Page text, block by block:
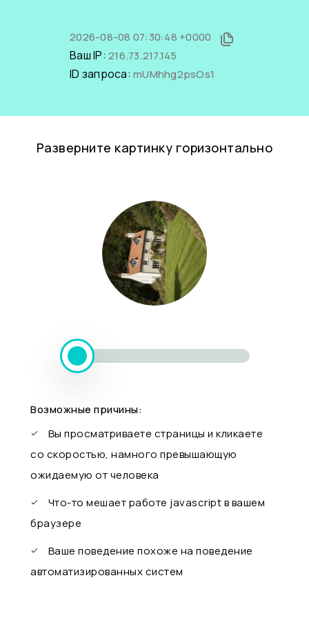
2026-08-08 07:30:48 +0000
Ваш IP: 216.73.217.145
ID запроса: mUMhhg2psOs1
Разверните картинку горизонтально
Возможные причины:
Вы просматриваете страницы и кликаете
со скоростью, намного превышающую
ожидаемую от человека
Что-то мешает работе javascript в вашем
браузере
Ваше поведение похоже на поведение
автоматизированных систем